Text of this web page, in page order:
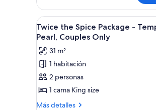
Garden
View
Playful
Experience
Ver
todas
las
fotos
de
Twice
the
Spice
Una
5
Twice the Spice Package -
Pearl, Couples Only
31 m²
1 habitación
2 personas
1 cama King size
Más detalles
Más